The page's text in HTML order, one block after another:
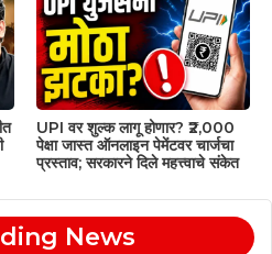
UPI वर शुल्क लागू होणार? ₹2,000
पेक्षा जास्त ऑनलाइन पेमेंटवर चार्जचा
प्रस्ताव; सरकारने दिले महत्त्वाचे संकेत
News